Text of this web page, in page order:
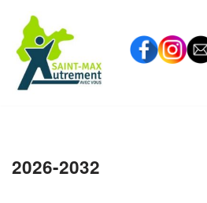
Aller
au
contenu
2026-2032